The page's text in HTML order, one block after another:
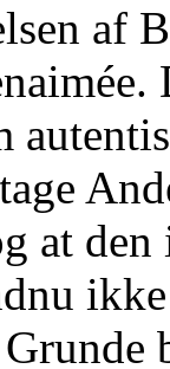
af
at